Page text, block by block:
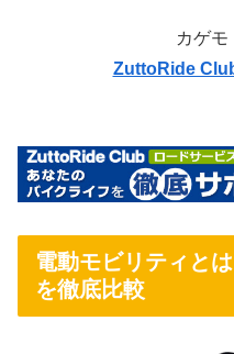
カゲモ
ZuttoRide
電動モビリティと
を徹底比較